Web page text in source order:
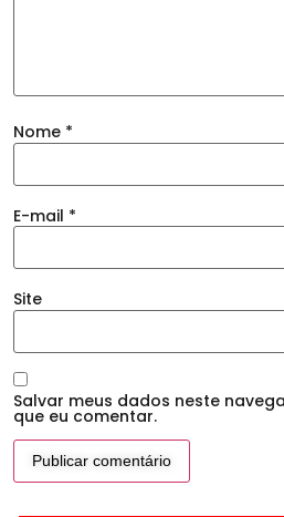
Nome *
E-mail *
Site
Salvar meus dados neste
que eu comentar.